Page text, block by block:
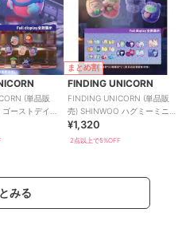
(単品販
ーストデイナ
まとめ割
FINDING UNICORN
FINDING UNICORN (単品販
売) SHINWOO ハグミーミニー
ブラインド
¥1,320
2点以上で5%OFF
みる